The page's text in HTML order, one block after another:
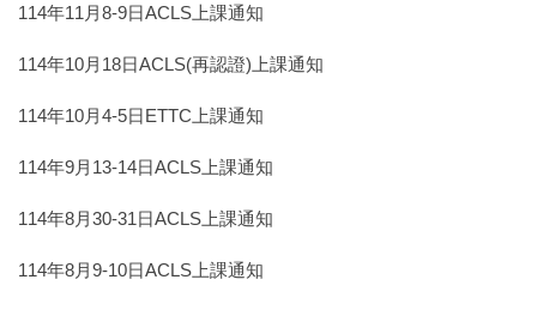
114年11月8-9日ACLS上課通知
114年10月18日ACLS(再認證)上課通知
114年10月4-5日ETTC上課通知
114年9月13-14日ACLS上課通知
114年8月30-31日ACLS上課通知
114年8月9-10日ACLS上課通知